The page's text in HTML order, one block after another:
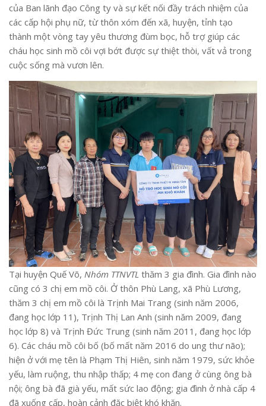
của Ban lãnh đạo Công ty và sự kết nối đầy trách nhiệm của
các cấp hội phụ nữ, từ thôn xóm đến xã, huyện, tỉnh tạo
thành một vòng tay yêu thương đùm bọc, hỗ trợ giúp các
cháu học sinh mồ côi vợi bớt được sự thiệt thòi, vất vả trong
cuộc sống mà vươn lên.
Tại huyện Quế Võ, Nhóm TTNVTL thăm 3 gia đình. Gia đình nào
cũng có 3 chị em mồ côi. Ở thôn Phù Lang, xã Phù Lương,
thăm 3 chị em mồ côi là Trịnh Mai Trang (sinh năm 2006,
đang học lớp 11), Trịnh Thị Lan Anh (sinh năm 2009, đang
học lớp 8) và Trịnh Đức Trung (sinh năm 2011, đang học lớp
6). Các cháu mồ côi bố (bố mất năm 2016 do ung thư não);
hiện ở với mẹ tên là Phạm Thị Hiên, sinh năm 1979, sức khỏe
yếu, làm ruộng, thu nhập thấp; 4 mẹ con đang ở cùng ông bà
nội; ông bà đã già yếu, mất sức lao động; gia đình ở nhà cấp 4
đã xuống cấp, hoàn cảnh đặc biệt khó khăn.